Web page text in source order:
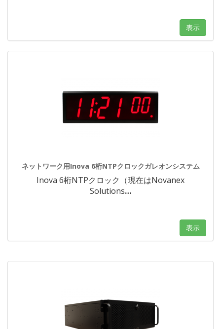
表示
ネットワーク用Inova 6桁NTPクロックガレオンシステム
Inova 6桁NTPクロック（現在はNovanex
Solutions…
表示